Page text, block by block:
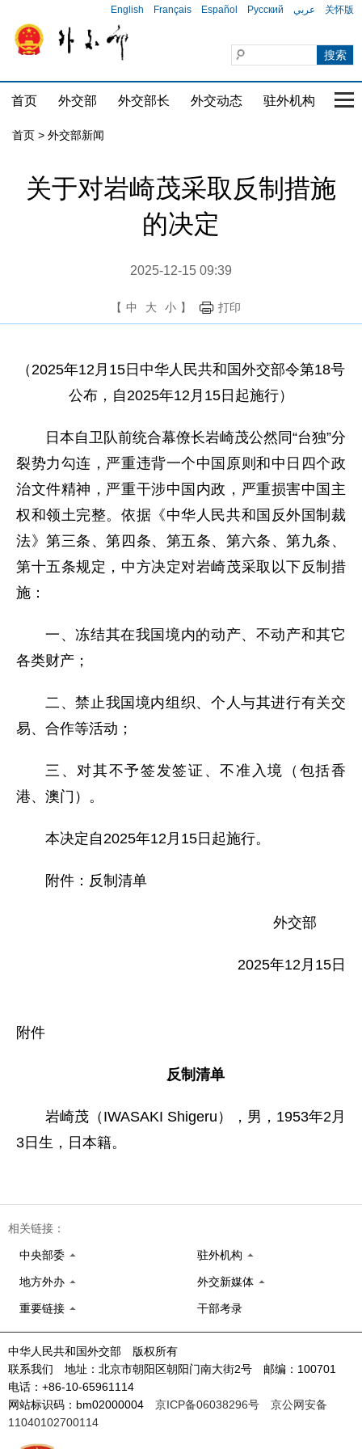
English Français Español Русский عربي 关怀版
首页 外交部 外交部长 外交动态 驻外机构 国
首页 > 外交部新闻
关于对岩崎茂采取反制措施
的决定
2025-12-15 09:39
【 中 大 小 】 打印
（2025年12月15日中华人民共和国外交部令第18号
公布，自2025年12月15日起施行）
日本自卫队前统合幕僚长岩崎茂公然同“台独”分
裂势力勾连，严重违背一个中国原则和中日四个政
治文件精神，严重干涉中国内政，严重损害中国主
权和领土完整。依据《中华人民共和国反外国制裁
法》第三条、第四条、第五条、第六条、第九条、
第十五条规定，中方决定对岩崎茂采取以下反制措
施：
一、冻结其在我国境内的动产、不动产和其它
各类财产；
二、禁止我国境内组织、个人与其进行有关交
易、合作等活动；
三、对其不予签发签证、不准入境（包括香
港、澳门）。
本决定自2025年12月15日起施行。
附件：反制清单
外交部
2025年12月15日
附件
反制清单
岩崎茂（IWASAKI Shigeru），男，1953年2月
3日生，日本籍。
相关链接：
中央部委 驻外机构
地方外办 外交新媒体
重要链接 干部考录
中华人民共和国外交部 版权所有
联系我们 地址：北京市朝阳区朝阳门南大街2号 邮编：100701
电话：+86-10-65961114
网站标识码：bm02000004 京ICP备06038296号
京公网安备
11040102700114